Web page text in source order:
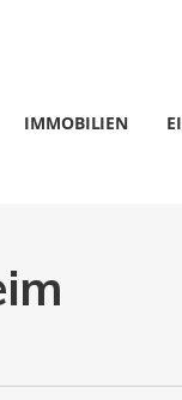
IMMOBILIEN